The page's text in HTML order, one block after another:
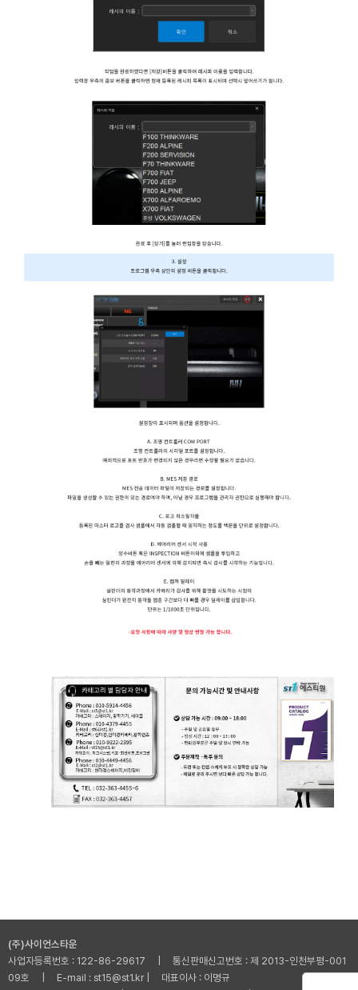
(주)사이언스타운
사업자등록번호 : 122-86-29617 | 통신판매신고번호 : 제 2013-인천부평-001
09호 | E-mail : st15@st1.kr | 대표이사 : 이명규